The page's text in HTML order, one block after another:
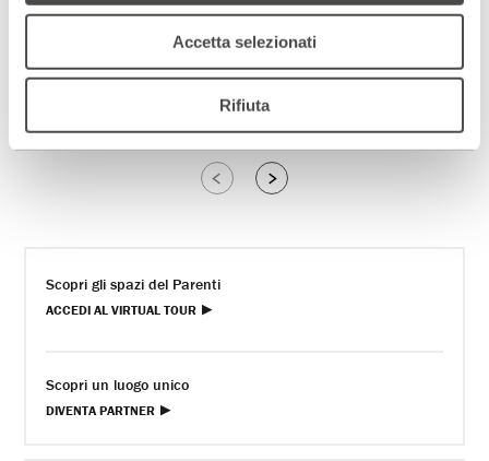
Accetta selezionati
Rifiuta
Slide
Scopri gli spazi del Parenti
ACCEDI AL VIRTUAL TOUR
Scopri un luogo unico
DIVENTA PARTNER